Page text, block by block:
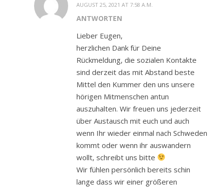
AUGUST 25, 2021 AT 7:58 A.M.
ANTWORTEN
Lieber Eugen,
herzlichen Dank für Deine
Rückmeldung, die sozialen Kontakte
sind derzeit das mit Abstand beste
Mittel den Kummer den uns unsere
hörigen Mitmenschen antun
auszuhalten. Wir freuen uns jederzeit
über Austausch mit euch und auch
wenn Ihr wieder einmal nach Schweden
kommt oder wenn ihr auswandern
wollt, schreibt uns bitte
Wir fühlen persönlich bereits schin
lange dass wir einer größeren